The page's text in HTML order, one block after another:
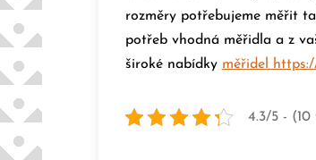
rozměry potřebujeme měřit
potřeb vhodná měřidla a z
široké nabídky měřidel
4.3/5 - (10